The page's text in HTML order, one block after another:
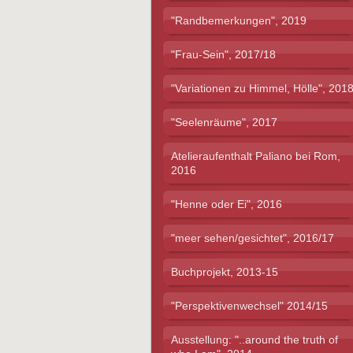
"Randbemerkungen", 2019
"Frau-Sein", 2017/18
"Variationen zu Himmel, Hölle", 2018
"Seelenräume", 2017
Atelieraufenthalt Paliano bei Rom,
2016
"Henne oder Ei", 2016
"meer sehen/gesichtet", 2016/17
Buchprojekt, 2013-15
"Perspektivenwechsel" 2014/15
Ausstellung: "..around the truth of